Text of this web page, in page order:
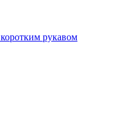
рукавом